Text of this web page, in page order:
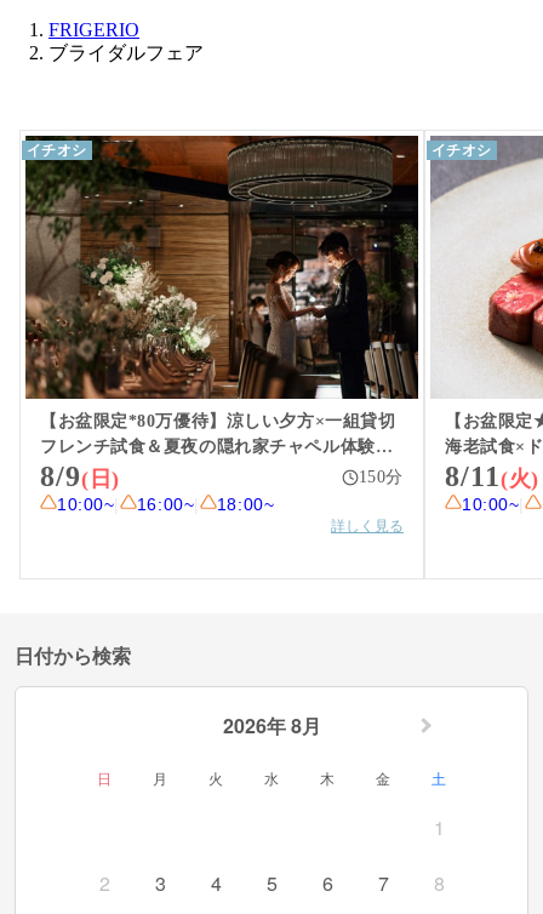
FRIGERIO
ブライダルフェア
イチオシ
【お盆限定*80万優待】涼しい夕方×一組貸切
フレンチ試食＆夏夜の隠れ家チャペル体験◆
ドレス特別特典付
8/9(日) 150分
10:00~ 16:00~ 18:00~
詳しく見る
イチオシ
【お盆限
海老試食×
8/11(火)
10:00~
日付から検索
2026年 8月
日 月 火 水 木 金 土
1
2
3 4 5 6 7
8